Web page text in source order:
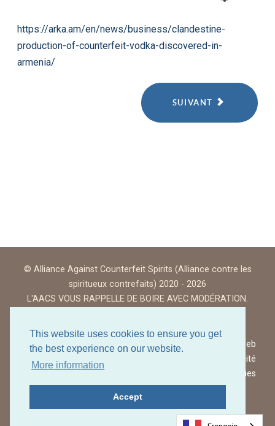
This website uses cookies to ensure you get
the best experience on our website.
More information
Accept
https://arka.am/en/news/business/clandestine-
production-of-counterfeit-vodka-discovered-in-
armenia/
SUIVANT
© Alliance Against Counterfeit Spirits (Alliance contre les
spiritueux contrefaits) 2020 - 2026
L'AACS VOUS RAPPELLE DE BOIRE AVEC MODÉRATION.
Conditions d'utilisation du site web
Politique de confidentialité
Politique en matière de cookies
Retour au début